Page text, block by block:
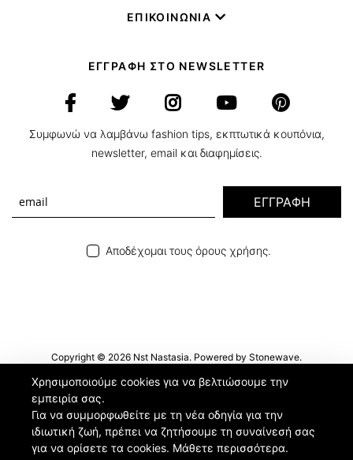
Χρησιμοποιούμε cookies για να βελτιώσουμε την
εμπειρία σας.
Για να συμμορφωθείτε με τη νέα οδηγία για την
ιδιωτική ζωή, πρέπει να ζητήσουμε τη συναίνεσή σας
για να ορίσετε τα cookies. Μάθετε περισσότερα.
ΕΠΙΚΟΙΝΩΝΙΑ
ΕΓΓΡΑΦΗ ΣΤΟ NEWSLETTER
Συμφωνώ να λαμβάνω fashion tips, εκπτωτικά κουπόνια,
newsletter, email και διαφημίσεις.
ΕΓΓΡΑΦΗ
Αποδέχομαι τους όρους χρήσης.
Copyright © 2026 Nst Nastasia. Powered by Stonewave.